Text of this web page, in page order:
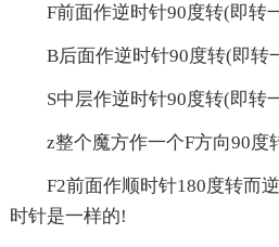
F前面作逆时针90度转(即转
B后面作逆时针90度转(即转
S中层作逆时针90度转(即转
z整个魔方作一个F方向90度
F2前面作顺时针180度转而
时针是一样的!